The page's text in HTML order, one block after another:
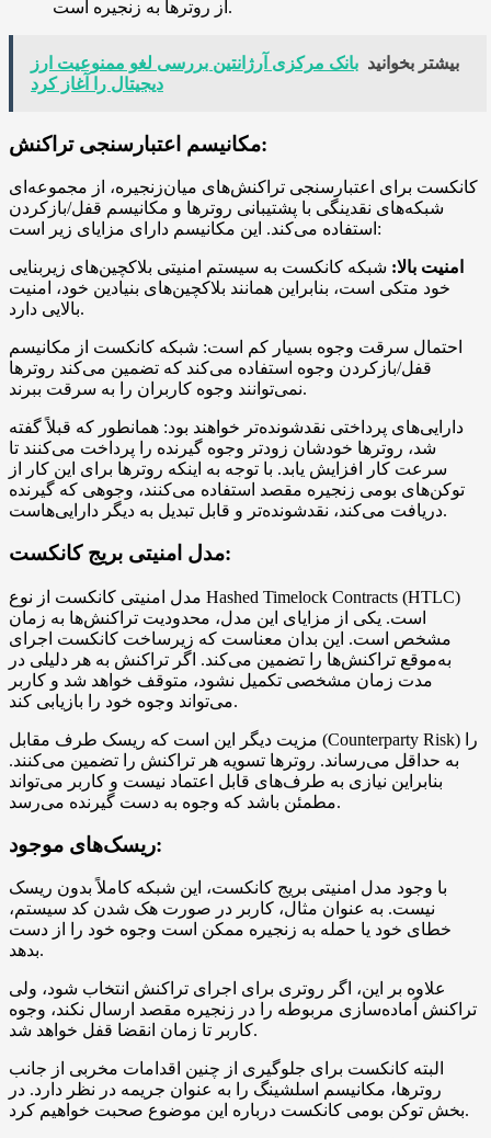
از روترها به زنجیره است.
بیشتر بخوانید بانک مرکزی آرژانتین بررسی لغو ممنوعیت ارز
دیجیتال را آغاز کرد
مکانیسم اعتبارسنجی تراکنش:
کانکست برای اعتبارسنجی تراکنش‌های میان‌زنجیره، از مجموعه‌ای
شبکه‌های نقدینگی با پشتیبانی روترها و مکانیسم قفل/بازکردن
استفاده می‌کند. این مکانیسم دارای مزایای زیر است:
امنیت بالا: شبکه کانکست به سیستم امنیتی بلاکچین‌های زیربنایی
خود متکی است، بنابراین همانند بلاکچین‌های بنیادین خود، امنیت
بالایی دارد.
احتمال سرقت وجوه بسیار کم است: شبکه کانکست از مکانیسم
قفل/بازکردن وجوه استفاده می‌کند که تضمین می‌کند روترها
نمی‌توانند وجوه کاربران را به سرقت ببرند.
دارایی‌های پرداختی نقدشونده‌تر خواهند بود: همانطور که قبلاً گفته
شد، روترها خودشان زودتر وجوه گیرنده را پرداخت می‌کنند تا
سرعت کار افزایش یابد. با توجه به اینکه روترها برای این کار از
توکن‌های بومی زنجیره مقصد استفاده می‌کنند، وجوهی که گیرنده
دریافت می‌کند، نقدشونده‌تر و قابل تبدیل به دیگر دارایی‌هاست.
مدل امنیتی بریج کانکست:
مدل امنیتی کانکست از نوع Hashed Timelock Contracts (HTLC)
است. یکی از مزایای این مدل، محدودیت تراکنش‌ها به زمان
مشخص است. این بدان معناست که زیرساخت کانکست اجرای
به‌موقع تراکنش‌ها را تضمین می‌کند. اگر تراکنش به هر دلیلی در
مدت زمان مشخصی تکمیل نشود، متوقف خواهد شد و کاربر
می‌تواند وجوه خود را بازیابی کند.
مزیت دیگر این است که ریسک طرف مقابل (Counterparty Risk) را
به حداقل می‌رساند. روترها تسویه هر تراکنش را تضمین می‌کنند.
بنابراین نیازی به طرف‌های قابل اعتماد نیست و کاربر می‌تواند
مطمئن باشد که وجوه به دست گیرنده می‌رسد.
ریسک‌های موجود:
با وجود مدل امنیتی بریج کانکست، این شبکه کاملاً بدون ریسک
نیست. به عنوان مثال، کاربر در صورت هک شدن کد سیستم،
خطای خود یا حمله به زنجیره ممکن است وجوه خود را از دست
بدهد.
علاوه بر این، اگر روتری برای اجرای تراکنش انتخاب شود، ولی
تراکنش آماده‌سازی مربوطه را در زنجیره مقصد ارسال نکند، وجوه
کاربر تا زمان انقضا قفل خواهد شد.
البته کانکست برای جلوگیری از چنین اقدامات مخربی از جانب
روترها، مکانیسم اسلشینگ را به عنوان جریمه در نظر دارد. در
بخش توکن بومی کانکست درباره این موضوع صحبت خواهیم کرد.